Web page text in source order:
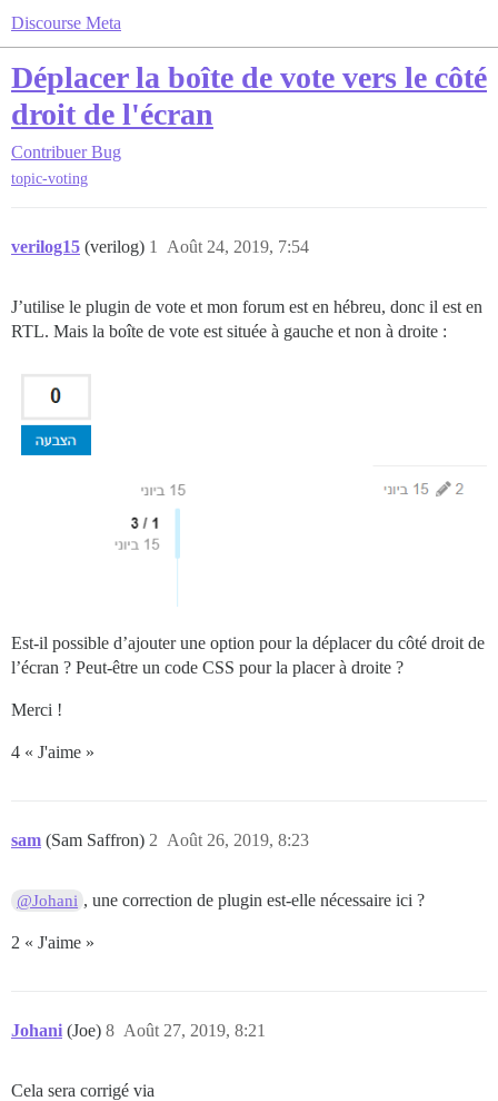
Discourse Meta
Déplacer la boîte de vote vers le côté
droit de l'écran
Contribuer Bug
topic-voting
verilog15 (verilog) Août 24, 2019, 7:54
1
J’utilise le plugin de vote et mon forum est en hébreu, donc il est en
RTL. Mais la boîte de vote est située à gauche et non à droite :
Est-il possible d’ajouter une option pour la déplacer du côté droit de
l’écran ? Peut-être un code CSS pour la placer à droite ?
Merci !
4 « J'aime »
sam (Sam Saffron) Août 26, 2019, 8:23
2
@Johani , une correction de plugin est-elle nécessaire ici ?
2 « J'aime »
Johani (Joe) Août 27, 2019, 8:21
8
Cela sera corrigé via